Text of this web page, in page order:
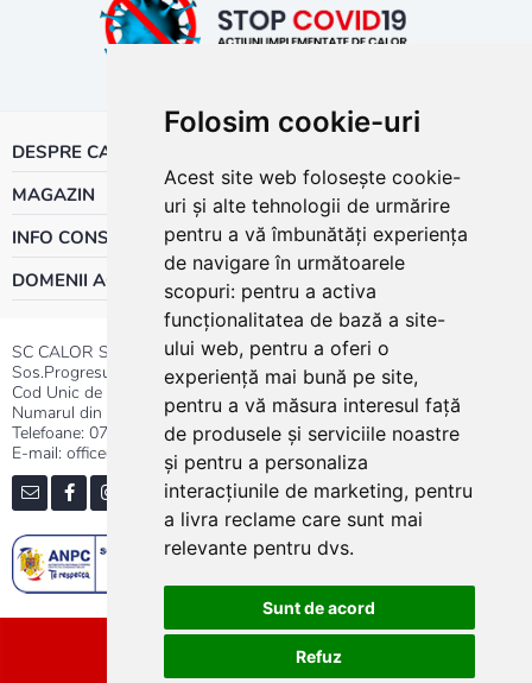
Folosim cookie-uri
Acest site web folosește cookie-
uri și alte tehnologii de urmărire
pentru a vă îmbunătăți experiența
de navigare în următoarele
scopuri: pentru a activa
funcționalitatea de bază a site-
ului web, pentru a oferi o
experiență mai bună pe site,
pentru a vă măsura interesul față
de produsele și serviciile noastre
și pentru a personaliza
interacțiunile de marketing, pentru
a livra reclame care sunt mai
relevante pentru dvs.
Sunt de acord
Refuz
DESPRE CALOR
MAGAZIN
INFO CONSUMATOR
DOMENII ACTIVITATE
SC CALOR SRL
Sos.Progresului nr.30-40, Sector 5, Bucuresti
Cod Unic de Inregistrare: RO 3004724
Numarul din Registrul Comertului:J40/13176/1991
Telefoane: 0737.23.44.44|021.411.44.44
E-mail: office@calor.ro